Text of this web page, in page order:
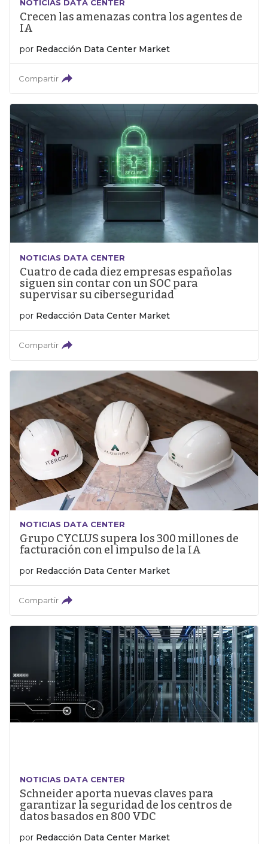
NOTICIAS DATA CENTER
Crecen las amenazas contra los agentes de
IA
por Redacción Data Center Market
Compartir
NOTICIAS DATA CENTER
Cuatro de cada diez empresas españolas
siguen sin contar con un SOC para
supervisar su ciberseguridad
por Redacción Data Center Market
Compartir
NOTICIAS DATA CENTER
Grupo CYCLUS supera los 300 millones de
facturación con el impulso de la IA
por Redacción Data Center Market
Compartir
NOTICIAS DATA CENTER
Schneider aporta nuevas claves para
garantizar la seguridad de los centros de
datos basados en 800 VDC
por Redacción Data Center Market